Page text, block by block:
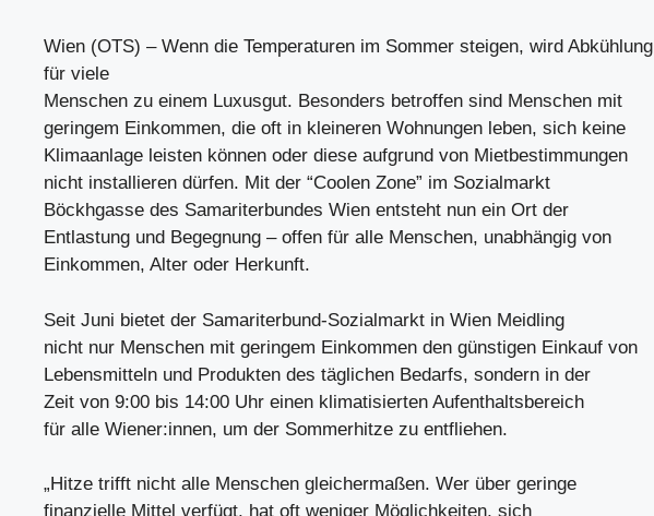
Wien (OTS) – Wenn die Temperaturen im Sommer steigen, wird Abkühlung
für viele
Menschen zu einem Luxusgut. Besonders betroffen sind Menschen mit
geringem Einkommen, die oft in kleineren Wohnungen leben, sich keine
Klimaanlage leisten können oder diese aufgrund von Mietbestimmungen
nicht installieren dürfen. Mit der “Coolen Zone” im Sozialmarkt
Böckhgasse des Samariterbundes Wien entsteht nun ein Ort der
Entlastung und Begegnung – offen für alle Menschen, unabhängig von
Einkommen, Alter oder Herkunft.
Seit Juni bietet der Samariterbund-Sozialmarkt in Wien Meidling
nicht nur Menschen mit geringem Einkommen den günstigen Einkauf von
Lebensmitteln und Produkten des täglichen Bedarfs, sondern in der
Zeit von 9:00 bis 14:00 Uhr einen klimatisierten Aufenthaltsbereich
für alle Wiener:innen, um der Sommerhitze zu entfliehen.
„Hitze trifft nicht alle Menschen gleichermaßen. Wer über geringe
finanzielle Mittel verfügt, hat oft weniger Möglichkeiten, sich